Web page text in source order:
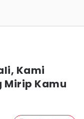
Kami
Mirip Kamu